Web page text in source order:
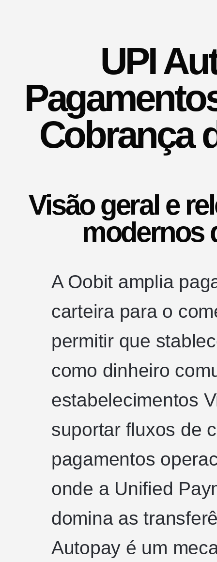
UPI
Cobrança
Visão geral e
modernos
A Oobit amplia
carteira para o
permitir que
como dinheiro
estabelecimentos
suportar fluxos de
pagamentos
onde a Unified
domina as
Autopay é um